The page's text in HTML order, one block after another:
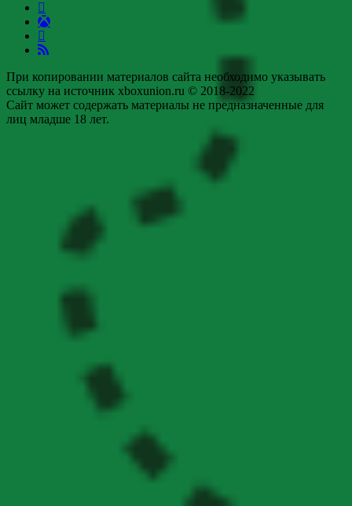
При копировании материалов сайта необходимо указывать
ссылку на источник xboxunion.ru © 2018-2022
Сайт может содержать материалы не предназначенные для
лиц младше 18 лет.